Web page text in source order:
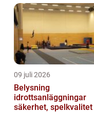
Östermalm
09 juli 2026
Belysning
idrottsanläggningar
säkerhet, spelkvalitet